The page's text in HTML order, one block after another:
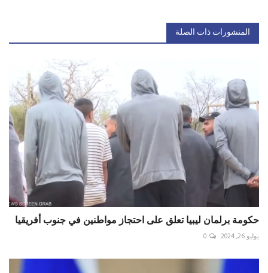
المنشورات ذات الصلة
حكومة برلمان ليبيا تعلق على احتجاز مواطنين في جنوب أفريقيا
يوليو 26, 2024 0